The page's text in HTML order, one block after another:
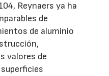
Reynaers ya ha
de
de aluminio
valores de